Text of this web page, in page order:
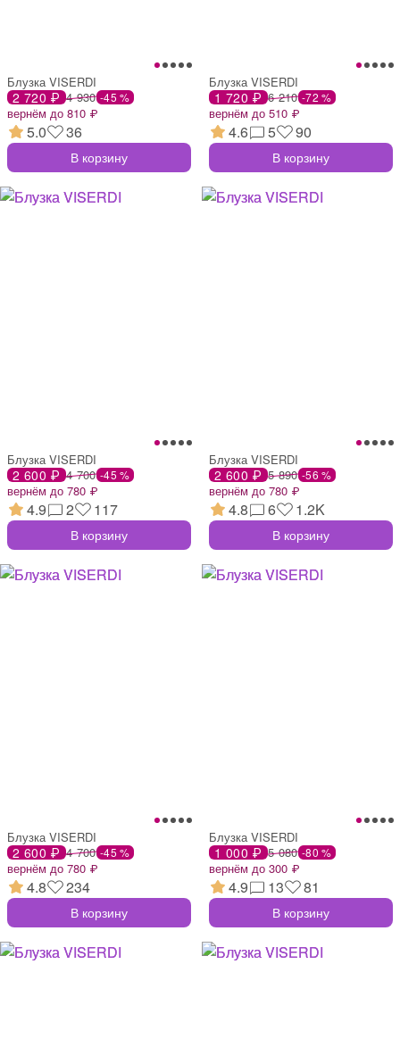
Блузка VISERDI
2 720 ₽ 4 930 -45 %
вернём до 810 ₽
5.0 36
В корзину
Блузка VISERDI
1 720 ₽ 6 210 -72 %
вернём до 510 ₽
4.6 5 90
В корзину
Блузка VISERDI
2 600 ₽ 4 700 -45 %
вернём до 780 ₽
4.9 2 117
В корзину
Блузка VISERDI
2 600 ₽ 5 890 -56 %
вернём до 780 ₽
4.8 6 1.2K
В корзину
Блузка VISERDI
2 600 ₽ 4 700 -45 %
вернём до 780 ₽
4.8 234
В корзину
Блузка VISERDI
1 000 ₽ 5 080 -80 %
вернём до 300 ₽
4.9 13 81
В корзину